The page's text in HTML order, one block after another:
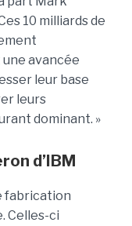
10 milliards de
une avancée
leur base
leurs
dominant. »
d’IBM
fabrication
Celles-ci